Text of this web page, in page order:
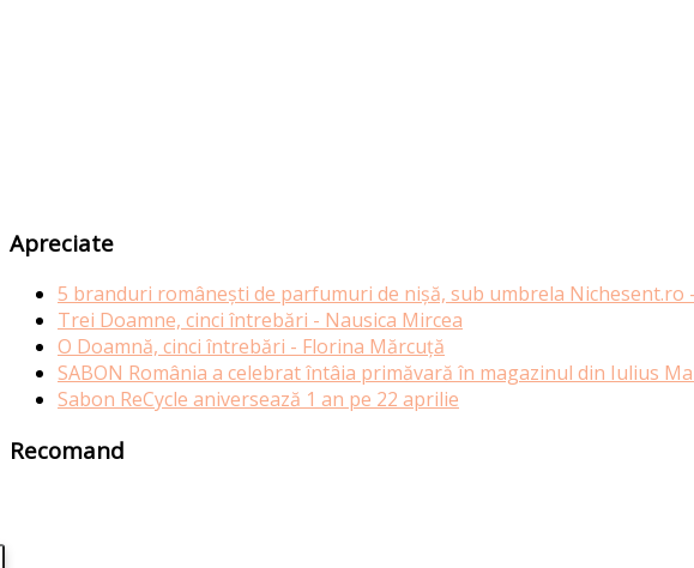
Apreciate
5 branduri românești de parfumuri de nișă, sub umbrela Nichesent.ro
Trei Doamne, cinci întrebări - Nausica Mircea
O Doamnă, cinci întrebări - Florina Mărcuță
SABON România a celebrat întâia primăvară în magazinul din Iulius
Sabon ReCycle aniversează 1 an pe 22 aprilie
Recomand